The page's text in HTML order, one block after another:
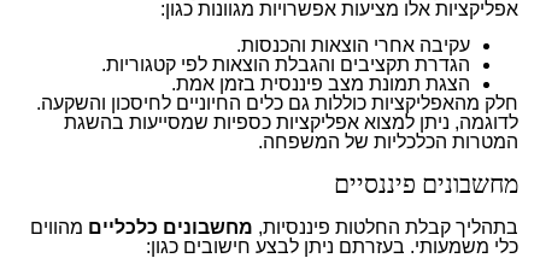
אפליקציות אלו מציעות אפשרויות מגוונות כגון:
עקיבה אחרי הוצאות והכנסות.
הגדרת תקציבים והגבלת הוצאות לפי קטגוריות.
הצגת תמונת מצב פיננסית בזמן אמת.
חלק מהאפליקציות כוללות גם כלים החיוניים לחיסכון והשקעה.
לדוגמה, ניתן למצוא אפליקציות כספיותשמסייעות בהשגת
המטרות הכלכליות של המשפחה.
מחשבונים פיננסיים
בתהליך קבלת החלטות פיננסיות, מחשבונים כלכליים מהווים
כלי משמעותי. בעזרתם ניתן לבצע חישובים כגון: